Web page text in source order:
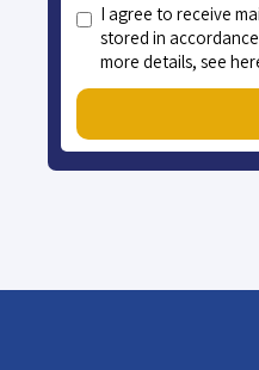
I agree to receive
stored in
more details, see